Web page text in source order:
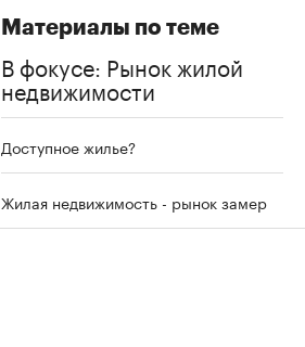
Материалы по теме
В фокусе: Рынок жилой
недвижимости
Доступное жилье?
Жилая недвижимость - рынок замер